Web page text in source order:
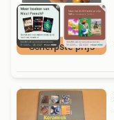
Scherpste prijs